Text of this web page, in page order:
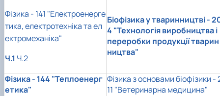
Фізика - 141 "Електроенерге
тика, електротехніка та ел
ектромеханіка"
Ч.1 Ч.2
Біофізика у тваринництві -
4 "Технологія виробництва і
переробки продукції тварин
ництва"
Фізика - 144 "Теплоенерг
етика"
Фізика з основами біофізики -
11 "Ветеринарна медицина"